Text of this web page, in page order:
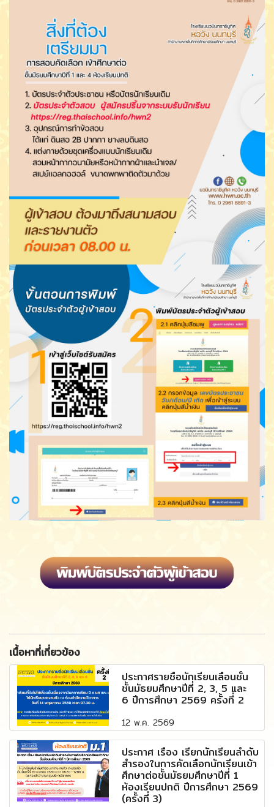
เนื้อหาที่เกี่ยวข้อง
ประกาศรายชื่อนักเรียนเลื่อนชั้น
ชั้นมัธยมศึกษาปีที่ 2, 3, 5 และ
6 ปีการศึกษา 2569 ครั้งที่ 2
12 พ.ค. 2569
ประกาศ เรื่อง เรียกนักเรียนลำดับ
สำรองในการคัดเลือกนักเรียนเข้า
ศึกษาต่อชั้นมัธยมศึกษาปีที่ 1
ห้องเรียนปกติ ปีการศึกษา 2569
(ครั้งที่ 3)